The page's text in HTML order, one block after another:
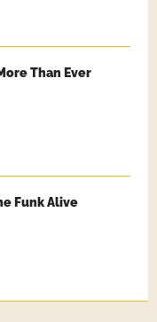
Than Ever
Funk Alive